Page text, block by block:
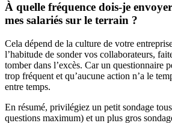
À quelle fréquence dois-je
mes salariés sur le terrain ?
Cela dépend de la culture de votre
l’habitude de sonder vos collaborateurs,
tomber dans l’excès. Car un questionnaire
trop fréquent et qu’aucune action n’a le
entre temps.
En résumé, privilégiez un petit sondage
questions maximum) et un plus gros